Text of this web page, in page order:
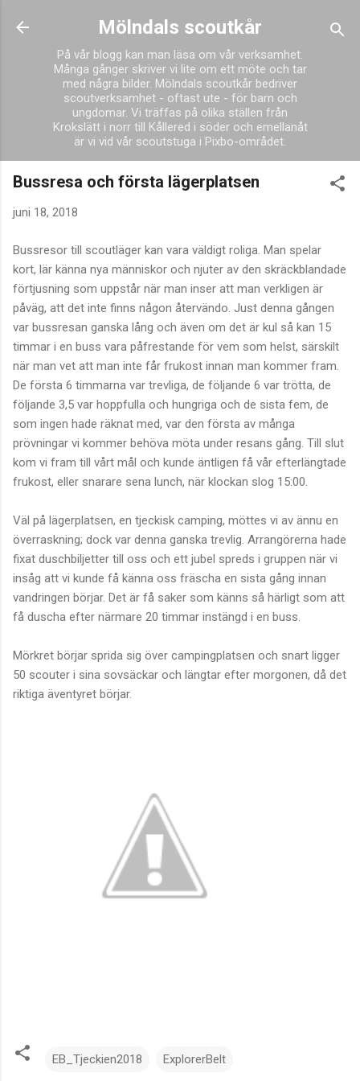
Fortsätt till huvudinnehåll
Mölndals scoutkår
På vår blogg kan man läsa om vår verksamhet.
Många gånger skriver vi lite om ett möte och tar
med några bilder. Mölndals scoutkår bedriver
scoutverksamhet - oftast ute - för barn och
ungdomar. Vi träffas på olika ställen från
Krokslätt i norr till Kållered i söder och emellanåt
är vi vid vår scoutstuga i Pixbo-området.
Bussresa och första lägerplatsen
juni 18, 2018
Bussresor till scoutläger kan vara väldigt roliga. Man spelar
kort, lär känna nya människor och njuter av den skräckblandade
förtjusning som uppstår när man inser att man verkligen är
påväg, att det inte finns någon återvändo. Just denna gången
var bussresan ganska lång och även om det är kul så kan 15
timmar i en buss vara påfrestande för vem som helst, särskilt
när man vet att man inte får frukost innan man kommer fram.
De första 6 timmarna var trevliga, de följande 6 var trötta, de
följande 3,5 var hoppfulla och hungriga och de sista fem, de
som ingen hade räknat med, var den första av många
prövningar vi kommer behöva möta under resans gång. Till slut
kom vi fram till vårt mål och kunde äntligen få vår efterlängtade
frukost, eller snarare sena lunch, när klockan slog 15:00.
Väl på lägerplatsen, en tjeckisk camping, möttes vi av ännu en
överraskning; dock var denna ganska trevlig. Arrangörerna hade
fixat duschbiljetter till oss och ett jubel spreds i gruppen när vi
insåg att vi kunde få känna oss fräscha en sista gång innan
vandringen börjar. Det är få saker som känns så härligt som att
få duscha efter närmare 20 timmar instängd i en buss.
Mörkret börjar sprida sig över campingplatsen och snart ligger
50 scouter i sina sovsäckar och längtar efter morgonen, då det
riktiga äventyret börjar.
EB_Tjeckien2018 ExplorerBelt